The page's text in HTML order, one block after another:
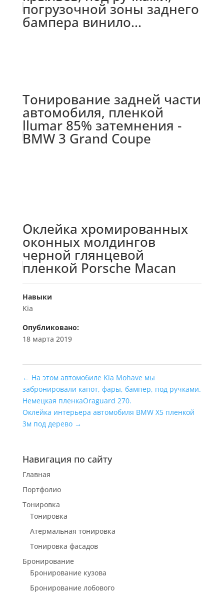
погрузочной зоны заднего
бампера винило...
Тонирование задней части
автомобиля, пленкой
llumar 85% затемнения -
BMW 3 Grand Coupe
Оклейка хромированных
оконных молдингов
черной глянцевой
пленкой Porsche Macan
Навыки
Kia
Опубликовано:
18 марта 2019
← На этом автомобиле Kia Mohave мы
забронировали капот, фары, бампер, под ручками.
Немецкая пленкаOraguard 270.
Оклейка интерьера автомобиля BMW X5 пленкой
3м под дерево →
Навигация по сайту
Главная
Портфолио
Тонировка
Тонировка
Атермальная тонировка
Тонировка фасадов
Бронирование
Бронирование кузова
Бронирование лобового